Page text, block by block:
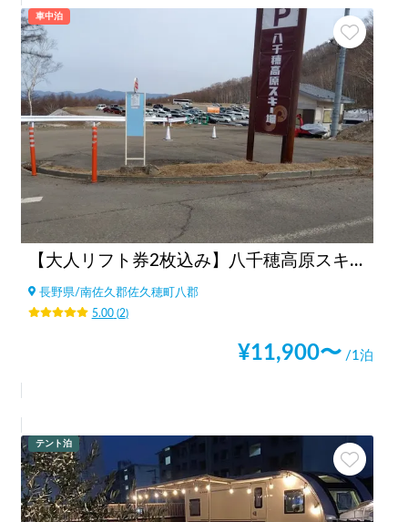
車中泊
【大人リフト券2枚込み】八千穂高原スキー場
長野県/南佐久郡佐久穂町八郡
5.00(2)
¥11,900〜 /1泊
テント泊